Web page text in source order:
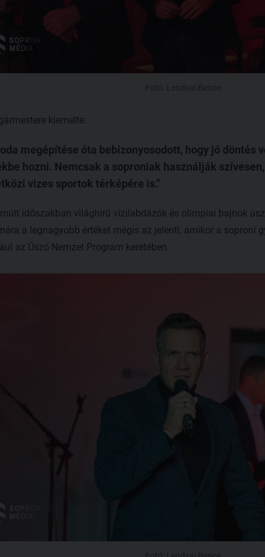
kiemelte:
megépítése óta bebizonyosodott, hogy jó döntés
hozni. Nemcsak a soproniak használják
vizes sportok térképére is.
időszakban világhírű vízilabdázók és olimpiai bajnok
a legnagyobb értéket mégis az jelenti, amikor a soproni
az Úszó Nemzet Program keretében.